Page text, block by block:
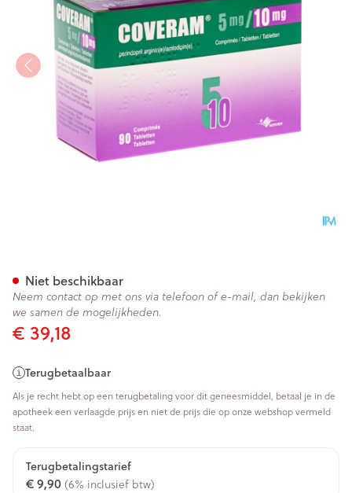
€ 39,18
Terugbetaalbaar
Als je recht hebt op een terugbetaling voor dit geneesmiddel, betaal je in de
apotheek een verlaagde prijs en niet de prijs die op onze webshop vermeld
staat.
Terugbetalingstarief
€ 9,90(6% inclusief btw)
Niet beschikbaar
Neem contact op met ons via telefoon of e-mail, dan bekijken
we samen de mogelijkheden.